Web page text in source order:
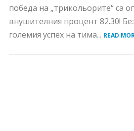
победа на „трикольорите“ са
внушителния процент 82.30!
големия успех на тима... READ